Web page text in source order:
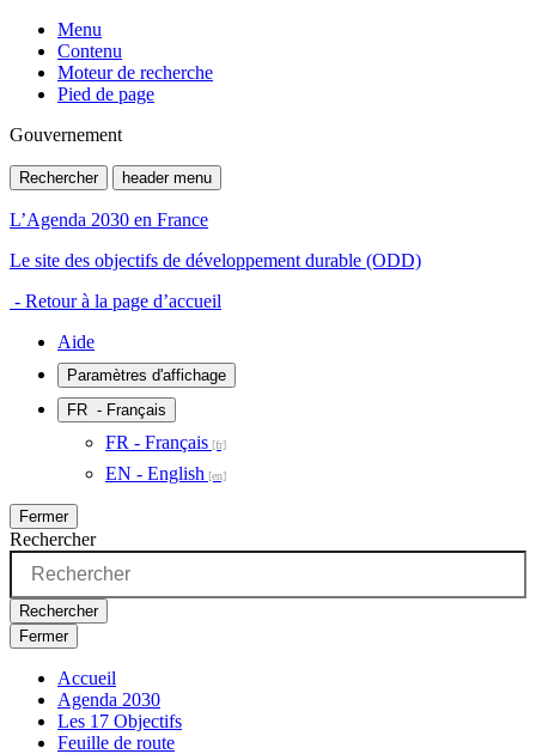
Menu
Contenu
Moteur de recherche
Pied de page
Gouvernement
Rechercher header menu
L’Agenda 2030 en France
Le site des objectifs de développement durable (ODD)
- Retour à la page d’accueil
Aide
Paramètres d'affichage
FR - Français
FR - Français
EN - English
Fermer
Rechercher
Rechercher
Fermer
Accueil
Agenda 2030
Les 17 Objectifs
Feuille de route